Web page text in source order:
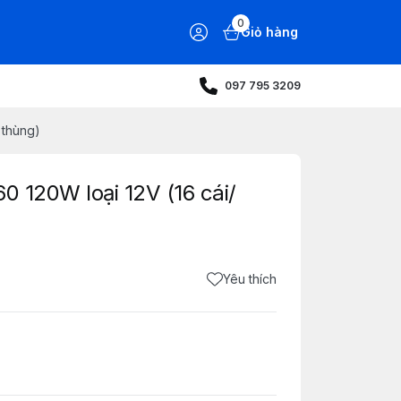
0
Giỏ hàng
097 795 3209
120W loại 12V (16 cái/
Yêu thích